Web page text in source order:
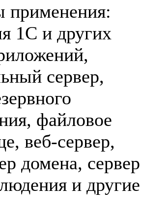
применения:
1C и других
сервер,
файловое
веб-сервер,
домена, сервер
и другие